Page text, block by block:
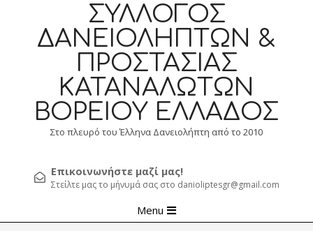
ΣΎΛΛΟΓΟΣ
ΔΑΝΕΙΟΛΗΠΤΏΝ &
ΠΡΟΣΤΑΣΊΑΣ
ΚΑΤΑΝΑΛΩΤΏΝ
ΒΟΡΕΊΟΥ ΕΛΛΆΔΟΣ
Στο πλευρό του Έλληνα Δανειολήπτη από το 2010
Επικοινωνήστε μαζί μας!
Στείλτε μας το μήνυμά σας στο danioliptesgr@gmail.com
Navigation
Menu